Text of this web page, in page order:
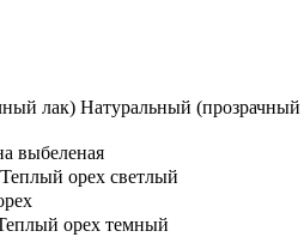
Натуральный (прозрачный
выбеленая
Теплый орех светлый
орех темный